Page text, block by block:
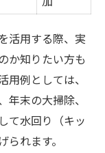
極める方法
比較
はどこま
を知る
しがちな点
活用する際、実
か知りたい方も
例としては、
末の大掃除、
て水回り（キッ
れます。